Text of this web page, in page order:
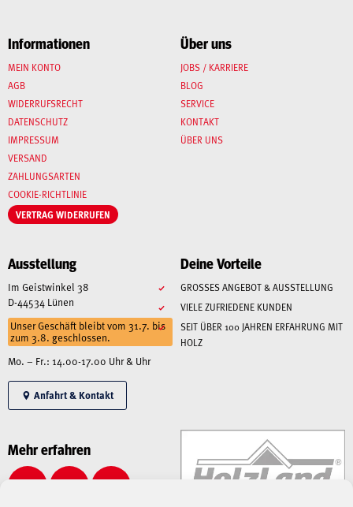
Informationen
MEIN KONTO
AGB
WIDERRUFSRECHT
DATENSCHUTZ
IMPRESSUM
VERSAND
ZAHLUNGSARTEN
COOKIE-RICHTLINIE
VERTRAG WIDERRUFEN
Über uns
JOBS / KARRIERE
BLOG
SERVICE
KONTAKT
ÜBER UNS
Ausstellung
Im Geistwinkel 38
D-44534 Lünen
Unser Geschäft bleibt vom 31.7. bis
zum 3.8. geschlossen.
Mo. – Fr.: 14.00-17.00 Uhr & Uhr
Anfahrt & Kontakt
Deine Vorteile
GROSSES ANGEBOT & AUSSTELLUNG
VIELE ZUFRIEDENE KUNDEN
SEIT ÜBER 100 JAHREN ERFAHRUNG MIT
HOLZ
Mehr erfahren